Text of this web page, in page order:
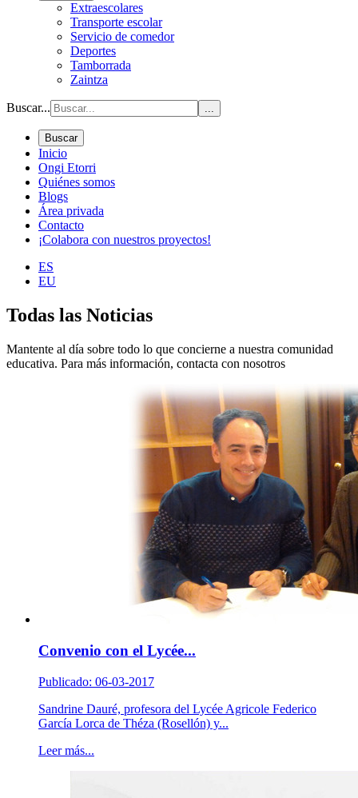
Extraescolares
Transporte escolar
Servicio de comedor
Deportes
Tamborrada
Zaintza
Buscar... ...
Buscar
Inicio
Ongi Etorri
Quiénes somos
Blogs
Área privada
Contacto
¡Colabora con nuestros proyectos!
ES
EU
Todas las Noticias
Mantente al día sobre todo lo que concierne a nuestra comunidad
educativa. Para más información, contacta con nosotros
Convenio con el Lycée...
Publicado: 06-03-2017
Sandrine Dauré, profesora del Lycée Agricole Federico
García Lorca de Théza (Rosellón) y...
Leer más...